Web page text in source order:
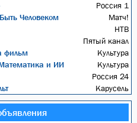
Россия 1
Человеком Матч!
НТВ
Пятый канал
фильм Культура
и ИИ Культура
Россия 24
Карусель